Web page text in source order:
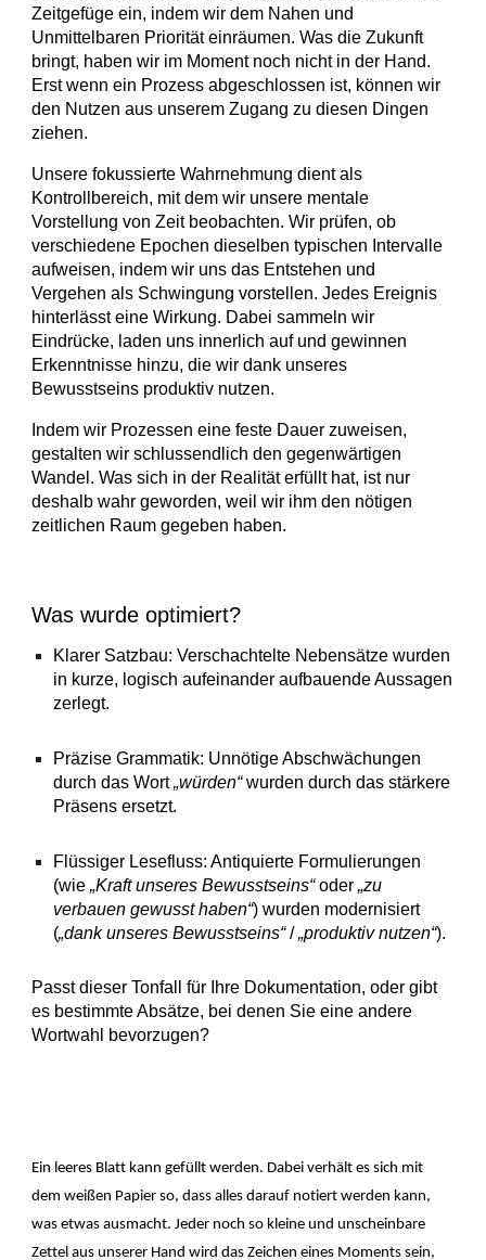
Zeitgefüge ein, indem wir dem Nahen und
Unmittelbaren Priorität einräumen. Was die Zukunft
bringt, haben wir im Moment noch nicht in der Hand.
Erst wenn ein Prozess abgeschlossen ist, können wir
den Nutzen aus unserem Zugang zu diesen Dingen
ziehen.
Unsere fokussierte Wahrnehmung dient als
Kontrollbereich, mit dem wir unsere mentale
Vorstellung von Zeit beobachten. Wir prüfen, ob
verschiedene Epochen dieselben typischen Intervalle
aufweisen, indem wir uns das Entstehen und
Vergehen als Schwingung vorstellen. Jedes Ereignis
hinterlässt eine Wirkung. Dabei sammeln wir
Eindrücke, laden uns innerlich auf und gewinnen
Erkenntnisse hinzu, die wir dank unseres
Bewusstseins produktiv nutzen.
Indem wir Prozessen eine feste Dauer zuweisen,
gestalten wir schlussendlich den gegenwärtigen
Wandel. Was sich in der Realität erfüllt hat, ist nur
deshalb wahr geworden, weil wir ihm den nötigen
zeitlichen Raum gegeben haben.
Was wurde optimiert?
Klarer Satzbau: Verschachtelte Nebensätze wurden
in kurze, logisch aufeinander aufbauende Aussagen
zerlegt.
Präzise Grammatik: Unnötige Abschwächungen
durch das Wort„würden“wurden durch das stärkere
Präsens ersetzt.
Flüssiger Lesefluss: Antiquierte Formulierungen
(wie„Kraft unseres Bewusstseins“oder„zu
verbauen gewusst haben“) wurden modernisiert
(„dank unseres Bewusstseins“/„produktiv nutzen“).
Passt dieser Tonfall für Ihre Dokumentation, oder gibt
es bestimmte Absätze, bei denen Sie eine andere
Wortwahl bevorzugen?
Ein leeres Blatt kann gefüllt werden. Dabei verhält es sich mit
dem weißen Papier so, dass alles darauf notiert werden kann,
was etwas ausmacht. Jeder noch so kleine und unscheinbare
Zettel aus unserer Hand wird das Zeichen eines Moments sein,